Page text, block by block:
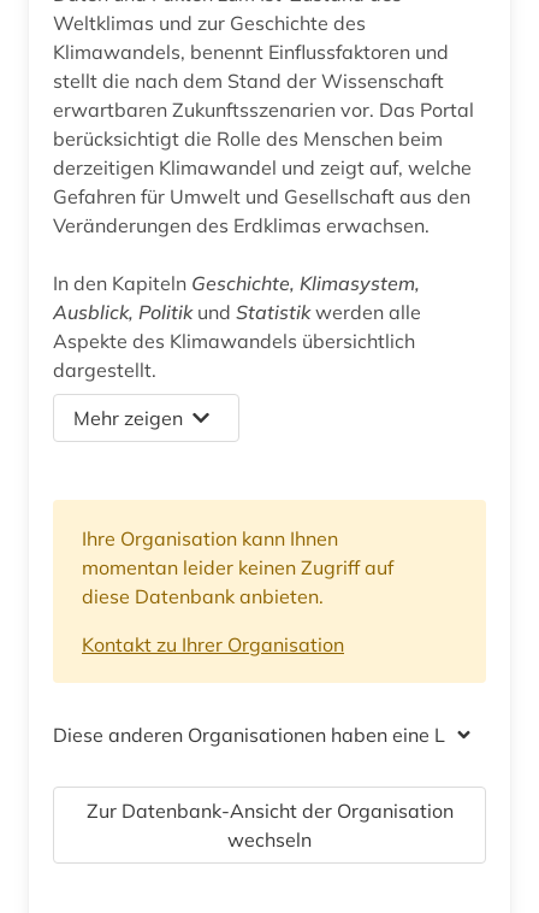
Weltklimas und zur Geschichte des
Klimawandels, benennt Einflussfaktoren und
stellt die nach dem Stand der Wissenschaft
erwartbaren Zukunftsszenarien vor. Das Portal
berücksichtigt die Rolle des Menschen beim
derzeitigen Klimawandel und zeigt auf, welche
Gefahren für Umwelt und Gesellschaft aus den
Veränderungen des Erdklimas erwachsen.
In den Kapiteln Geschichte, Klimasystem,
Ausblick, Politikund Statistikwerden alle
Aspekte des Klimawandels übersichtlich
dargestellt.
Mehr zeigen
Ihre Organisation kann Ihnen
momentan leider keinen Zugriff auf
diese Datenbank anbieten.
Kontakt zu Ihrer Organisation
Diese anderen Organisationen haben eine Lizenz
Zur Datenbank-Ansicht der Organisation
wechseln